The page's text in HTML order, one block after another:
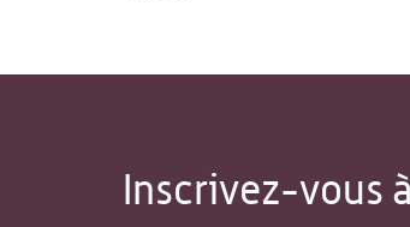
Inscrivez-vous